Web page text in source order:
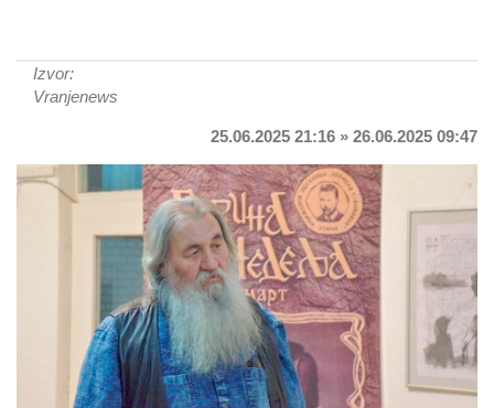
Izvor:
Vranjenews
25.06.2025 21:16 » 26.06.2025 09:47